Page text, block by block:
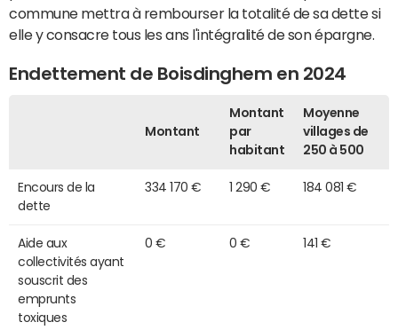
commune mettra à rembourser la totalité de sa dette si
elle y consacre tous les ans l'intégralité de son épargne.
Endettement de Boisdinghem en 2024
Montant
Montant
par
habitant
Moyenne
villages de
250 à 500
Encours de la
dette
334 170 € 1 290 € 184 081 €
Aide aux
collectivités ayant
souscrit des
emprunts
toxiques
0 € 0 € 141 €